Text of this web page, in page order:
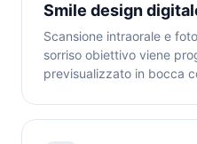
Smile design
Scansione intraorale e
sorriso obiettivo viene
previsualizzato in bocca